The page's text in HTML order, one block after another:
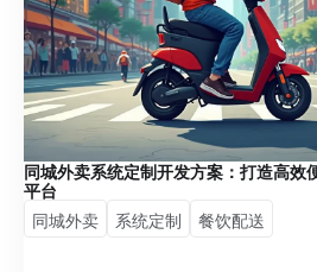
同城外卖系统定制开发方案：打造高效
平台
同城外卖
系统定制 餐饮配送